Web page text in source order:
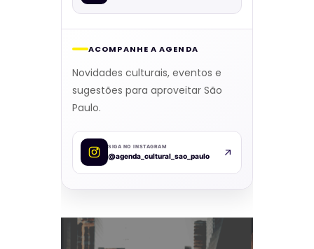
ACOMPANHE A AGENDA
Novidades culturais, eventos e
sugestões para aproveitar São
Paulo.
SIGA NO INSTAGRAM
@agenda_cultural_sao_paulo